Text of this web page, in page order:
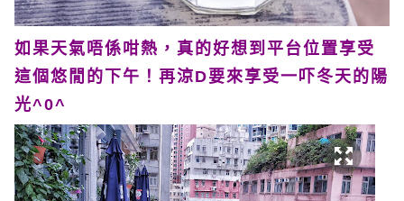
如果天氣唔係咁熱，真的好想到平台位置享受
這個悠閒的下午！再涼D要來享受一吓冬天的陽
光^0^